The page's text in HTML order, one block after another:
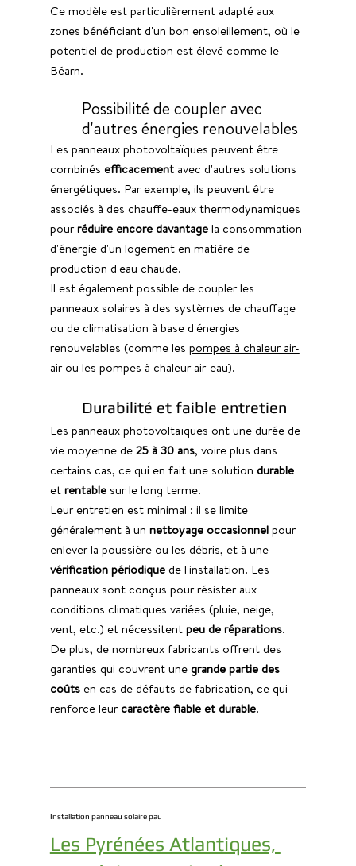
Ce modèle est particulièrement adapté aux
zones bénéficiant d'un bon ensoleillement, où le
potentiel de production est élevé comme le
Béarn.
Possibilité de coupler avec
d'autres énergies renouvelables
Les panneaux photovoltaïques peuvent être
combinés efficacement avec d'autres solutions
énergétiques. Par exemple, ils peuvent être
associés à des chauffe-eaux thermodynamiques
pour réduire encore davantage la consommation
d'énergie d'un logement en matière de
production d'eau chaude.
Il est également possible de coupler les
panneaux solaires à des systèmes de chauffage
ou de climatisation à base d'énergies
renouvelables (comme les pompes à chaleur air-
air ou les pompes à chaleur air-eau).
Durabilité et faible entretien
Les panneaux photovoltaïques ont une durée de
vie moyenne de 25 à 30 ans, voire plus dans
certains cas, ce qui en fait une solution durable
et rentable sur le long terme.
Leur entretien est minimal : il se limite
généralement à un nettoyage occasionnel pour
enlever la poussière ou les débris, et à une
vérification périodique de l'installation. Les
panneaux sont conçus pour résister aux
conditions climatiques variées (pluie, neige,
vent, etc.) et nécessitent peu de réparations.
De plus, de nombreux fabricants offrent des
garanties qui couvrent une grande partie des
coûts en cas de défauts de fabrication, ce qui
renforce leur caractère fiable et durable.
Installation panneau solaire pau
Les Pyrénées Atlantiques,